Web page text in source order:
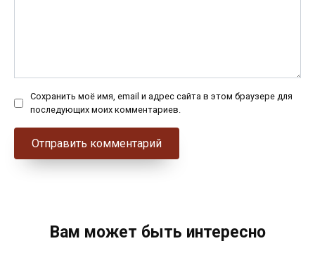
Сохранить моё имя, email и адрес сайта в этом браузере для
последующих моих комментариев.
Вам может быть интересно